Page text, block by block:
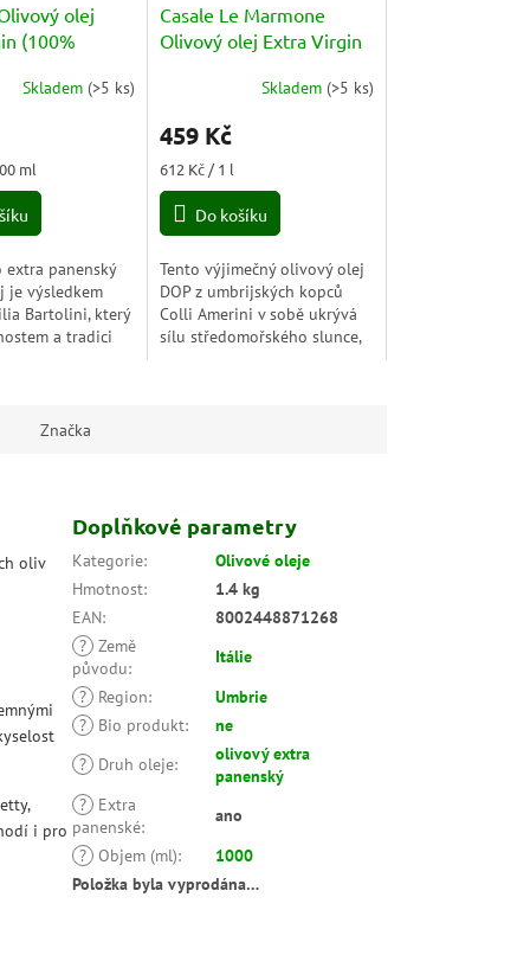
olej
(100%
Classico
Skladem(>5 ks)
ml
panenský
je výsledkem
Bartolini, který
a tradici
Casale Le Marmone
Olivový olej Extra Virgin
Skladem(>5 ks)
459 Kč
Měrná
cena:
612 Kč / 1 l
Do košíku
Tento výjimečný olivový olej
DOP z umbrijských kopců
Colli Amerini v sobě ukrývá
sílu středomořského slunce,
Značka
oliv
i pro
Doplňkové parametry
Kategorie:
Olivové oleje
Hmotnost:
1.4 kg
EAN:
8002448871268
? Země
původu:
Itálie
?
Region:
Umbrie
?
Bio produkt:
ne
?
Druh oleje:
olivový extra
panenský
?
Extra
panenské:
ano
? Objem (ml):
1000
Položka byla vyprodána…